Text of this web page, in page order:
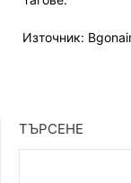
Източник:
ТЪРСЕНЕ